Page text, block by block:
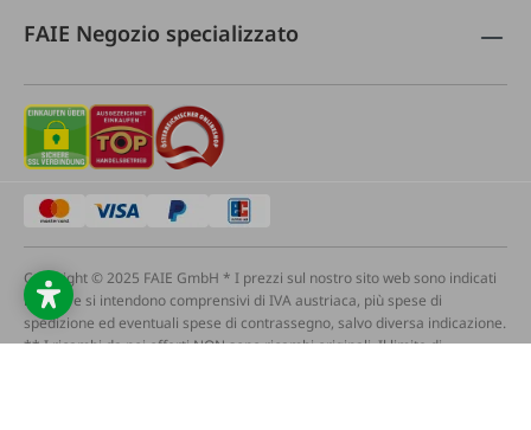
FAIE Negozio specializzato
Copyright © 2025 FAIE GmbH * I prezzi sul nostro sito web sono indicati
in euro e si intendono comprensivi di IVA austriaca, più spese di
spedizione ed eventuali spese di contrassegno, salvo diversa indicazione.
** I ricambi da noi offerti NON sono ricambi originali. Il limite di